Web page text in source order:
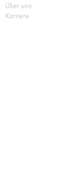
Über uns
Karriere